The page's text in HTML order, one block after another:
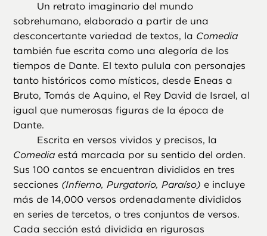
Un retrato imaginario del mundo
sobrehumano, elaborado a partir de una
desconcertante variedad de textos, la Comedia
también fue escrita como una alegoría de los
tiempos de Dante. El texto pulula con personajes
tanto históricos como místicos, desde Eneas a
Bruto, Tomás de Aquino, el Rey David de Israel, al
igual que numerosas figuras de la época de
Dante.
Escrita en versos vividos y precisos, la
Comedia está marcada por su sentido del orden.
Sus 100 cantos se encuentran divididos en tres
secciones (Infierno, Purgatorio, Paraíso) e incluye
más de 14,000 versos ordenadamente divididos
en series de tercetos, o tres conjuntos de versos.
Cada sección está dividida en rigurosas